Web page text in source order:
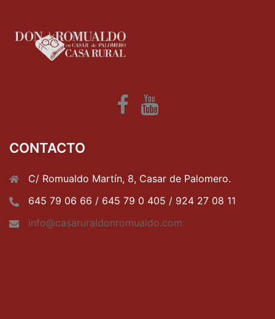
Fb
CONTACTO
C/ Romualdo Martín, 8, Casar de Palomero.
645 79 06 66 / 645 79 0 405 / 924 27 08 11
info@casaruraldonromualdo.com